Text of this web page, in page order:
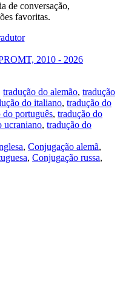
de conversação,
favoritas.
2010 - 2026
tradução do alemão, tradução
do italiano, tradução do
do português, tradução do
ucraniano, tradução do
, Conjugação alemã,
, Conjugação russa,